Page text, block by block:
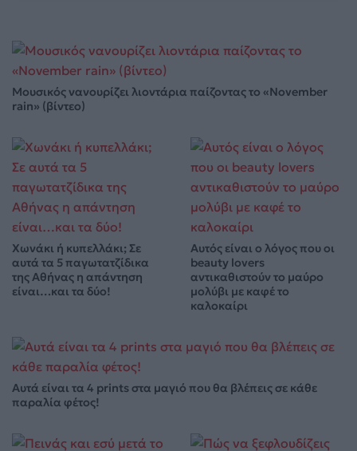
Μουσικός νανουρίζει λιοντάρια παίζοντας το «November
rain» (βίντεο)
Χωνάκι ή κυπελλάκι; Σε
αυτά τα 5 παγωτατζίδικα
της Αθήνας η απάντηση
είναι…και τα δύο!
Αυτός είναι ο λόγος που οι
beauty lovers
αντικαθιστούν το μαύρο
μολύβι με καφέ το
καλοκαίρι
Αυτά είναι τα 4 prints στα μαγιό που θα βλέπεις σε κάθε
παραλία φέτος!